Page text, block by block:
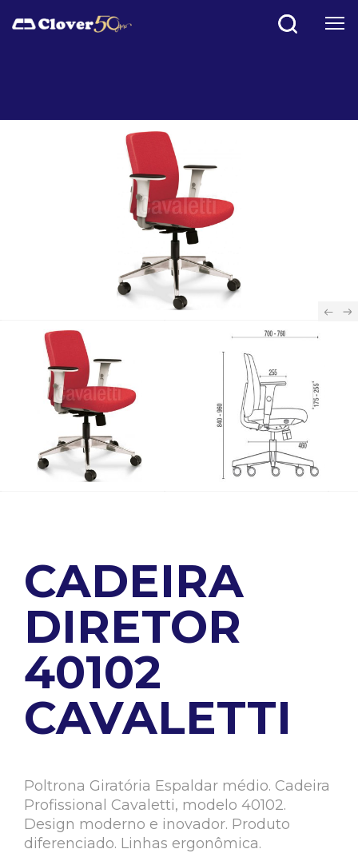
CADEIRA
DIRETOR
40102
CAVALETTI
Poltrona Giratória Espaldar médio. Cadeira
Profissional Cavaletti, modelo 40102.
Design moderno e inovador. Produto
diferenciado. Linhas ergonômica.